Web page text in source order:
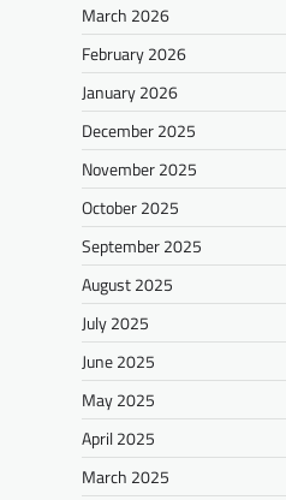
March 2026
February 2026
January 2026
December 2025
November 2025
October 2025
September 2025
August 2025
July 2025
June 2025
May 2025
April 2025
March 2025